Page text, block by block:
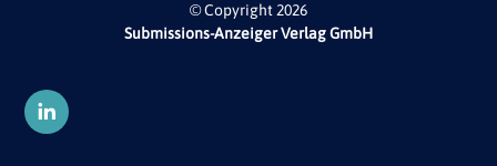
© Copyright 2026
Submissions-Anzeiger Verlag GmbH